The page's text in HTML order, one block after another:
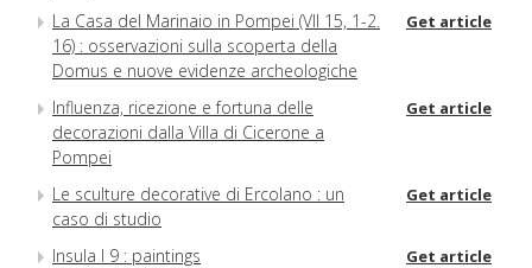
La Casa del Marinaio in Pompei (VII 15, 1-2.
16) : osservazioni sulla scoperta della
Domus e nuove evidenze archeologiche
Get article
Influenza, ricezione e fortuna delle
decorazioni dalla Villa di Cicerone a
Pompei
Get article
Le sculture decorative di Ercolano : un
caso di studio
Get article
Insula I 9 : paintings Get article